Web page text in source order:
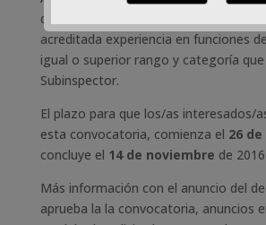
de Policía Local o de otros Cuerpos de
acreditada experiencia en funciones
igual o superior rango y categoría que
Subinspector.
El plazo para que los/as interesados/
esta convocatoria, comienza el 26
concluye el 14 de noviembre de 2016
Más información con el anuncio del
aprueba la la convocatoria, anuncios